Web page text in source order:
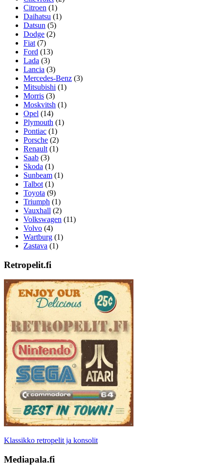
Citroen (1)
Daihatsu (1)
Datsun (5)
Dodge (2)
Fiat (7)
Ford (13)
Lada (3)
Lancia (3)
Mercedes-Benz (3)
Mitsubishi (1)
Morris (3)
Moskvitsh (1)
Opel (14)
Plymouth (1)
Pontiac (1)
Porsche (2)
Renault (1)
Saab (3)
Skoda (1)
Sunbeam (1)
Talbot (1)
Toyota (9)
Triumph (1)
Vauxhall (2)
Volkswagen (11)
Volvo (4)
Wartburg (1)
Zastava (1)
Retropelit.fi
Klassikko retropelit ja konsolit
Mediapala.fi